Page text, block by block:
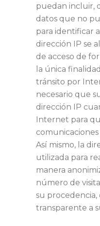
puedan incluir,
datos que no
para identificar
dirección IP se
de acceso de
la única
tránsito por
necesario que
dirección IP
Internet para
Así mismo, la
utilizada para
manera
número de
su
transparente a